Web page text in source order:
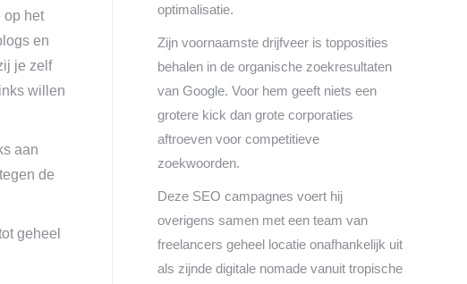
op het
en
je zelf
willen
aan
de
geheel
optimalisatie.
Zijn voornaamste drijfveer is topposities
behalen in de organische zoekresultaten
van Google. Voor hem geeft niets een
grotere kick dan grote corporaties
aftroeven voor competitieve
zoekwoorden.
Deze SEO campagnes voert hij
overigens samen met een team van
freelancers geheel locatie onafhankelijk uit
als zijnde digitale nomade vanuit tropische